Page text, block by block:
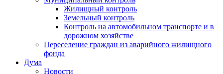
Жилищный контроль
Земельный контроль
Контроль на автомобильном транспорте и в
дорожном хозяйстве
Переселение граждан из аварийного жилищного
фонда
Дума
Новости